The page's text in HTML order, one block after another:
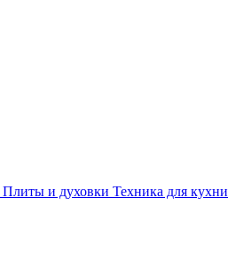
Плиты и духовки Техника для кухни